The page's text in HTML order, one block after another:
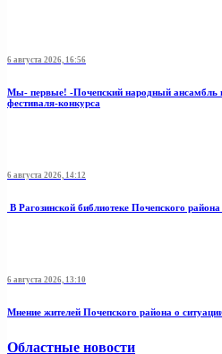
6 августа 2026, 16:56
Мы- первые! -Почепский народный ансамбль
фестиваля-конкурса
6 августа 2026, 14:12
В Рагозинской библиотеке Почепского
6 августа 2026, 13:10
Мнение жителей Почепского района о
Областные новости